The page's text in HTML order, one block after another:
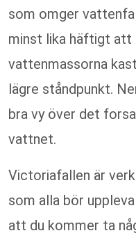
som omger
minst lika häftigt att
vattenmassorna
lägre ståndpunkt.
bra vy över det
vattnet.
Victoriafallen är
som alla bör
att du kommer ta